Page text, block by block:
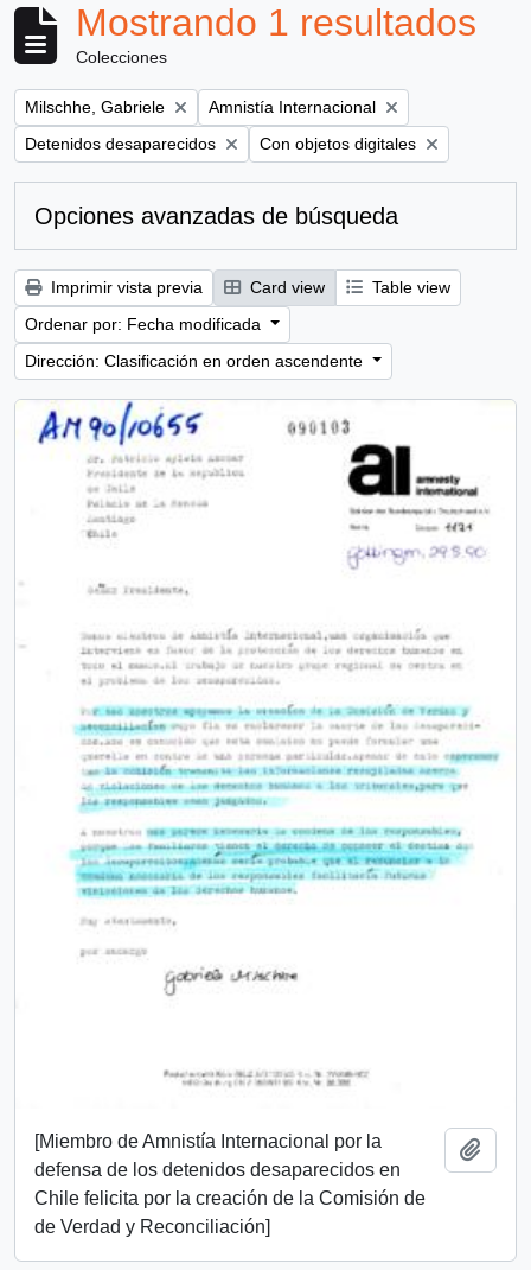
Mostrando 1 resultados
Colecciones
Remove filter:
Milschhe, Gabriele Remove filter:
Amnistía Internacional
Remove filter:
Detenidos desaparecidos Remove filter:
Con objetos digitales
Opciones avanzadas de búsqueda
Imprimir vista previa Card view
Table view
Ordenar por: Fecha modificada
Dirección: Clasificación en orden ascendente
[Miembro de Amnistía Internacional por la
defensa de los detenidos desaparecidos en
Chile felicita por la creación de la Comisión de
de Verdad y Reconciliación]